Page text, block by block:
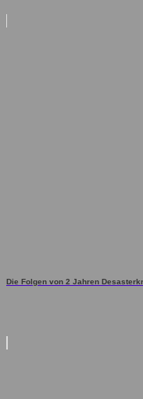
Die Folgen von 2 Jahren